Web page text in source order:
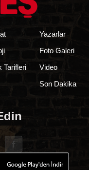
Tarifleri
Yazarlar
Foto Galeri
Video
Son Dakika